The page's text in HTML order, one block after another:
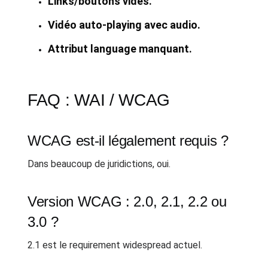
Vidéo auto-playing avec audio.
Attribut language manquant.
FAQ : WAI / WCAG
WCAG est-il légalement requis ?
Dans beaucoup de juridictions, oui.
Version WCAG : 2.0, 2.1, 2.2 ou
3.0 ?
2.1 est le requirement widespread actuel.